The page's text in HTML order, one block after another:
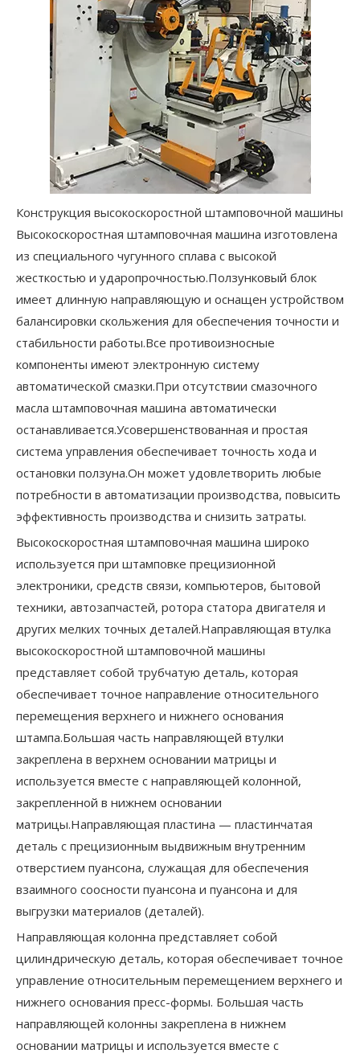
Конструкция высокоскоростной штамповочной машины
Высокоскоростная штамповочная машина изготовлена ​​
из специального чугунного сплава с высокой
жесткостью и ударопрочностью.Ползунковый блок
имеет длинную направляющую и оснащен устройством
балансировки скольжения для обеспечения точности и
стабильности работы.Все противоизносные
компоненты имеют электронную систему
автоматической смазки.При отсутствии смазочного
масла штамповочная машина автоматически
останавливается.Усовершенствованная и простая
система управления обеспечивает точность хода и
остановки ползуна.Он может удовлетворить любые
потребности в автоматизации производства, повысить
эффективность производства и снизить затраты.
Высокоскоростная штамповочная машина широко
используется при штамповке прецизионной
электроники, средств связи, компьютеров, бытовой
техники, автозапчастей, ротора статора двигателя и
других мелких точных деталей.Направляющая втулка
высокоскоростной штамповочной машины
представляет собой трубчатую деталь, которая
обеспечивает точное направление относительного
перемещения верхнего и нижнего основания
штампа.Большая часть направляющей втулки
закреплена в верхнем основании матрицы и
используется вместе с направляющей колонной,
закрепленной в нижнем основании
матрицы.Направляющая пластина — пластинчатая
деталь с прецизионным выдвижным внутренним
отверстием пуансона, служащая для обеспечения
взаимного соосности пуансона и пуансона и для
выгрузки материалов (деталей).
Направляющая колонна представляет собой
цилиндрическую деталь, которая обеспечивает точное
управление относительным перемещением верхнего и
нижнего основания пресс-формы. Большая часть
направляющей колонны закреплена в нижнем
основании матрицы и используется вместе с